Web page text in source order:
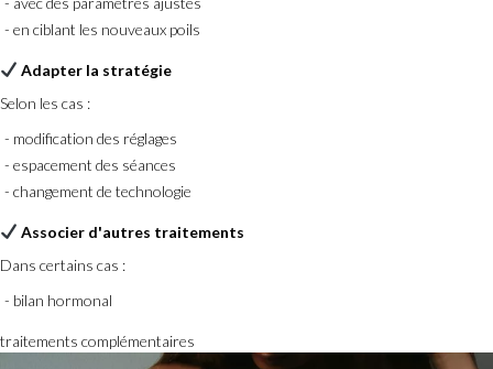
en ciblant les nouveaux poils
Adapter la stratégie
Selon les cas :
modification des réglages
espacement des séances
changement de technologie
Associer d'autres traitements
Dans certains cas :
bilan hormonal
traitements complémentaires